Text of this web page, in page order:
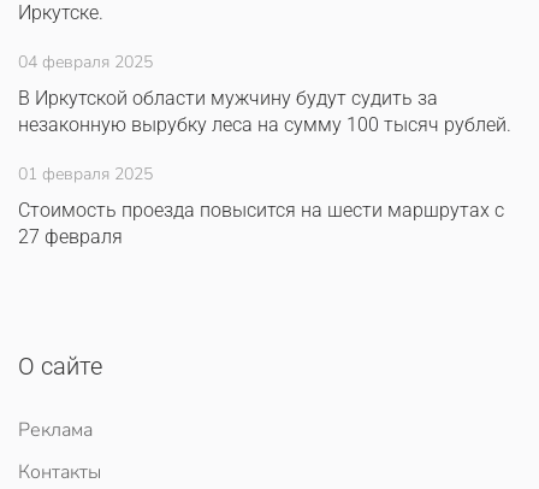
Иркутске.
04 февраля 2025
В Иркутской области мужчину будут судить за
незаконную вырубку леса на сумму 100 тысяч рублей.
01 февраля 2025
Стоимость проезда повысится на шести маршрутах с
27 февраля
О сайте
Реклама
Контакты